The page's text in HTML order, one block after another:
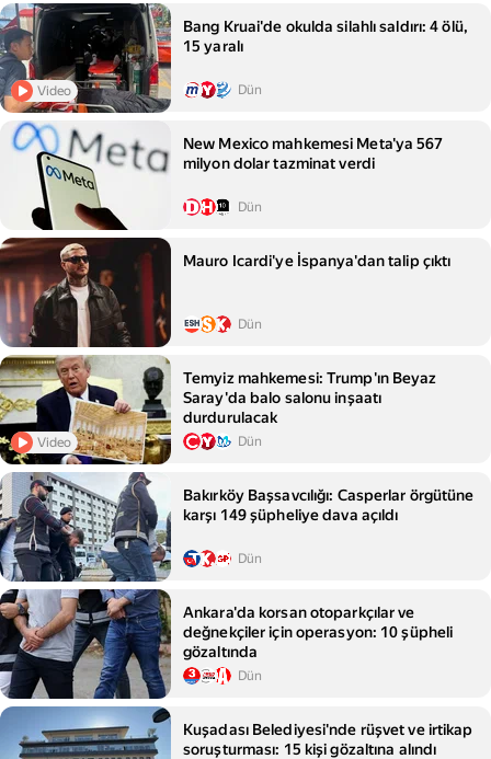
Video
Bang Kruai'de okulda silahlı saldırı: 4 ölü,
15 yaralı
Dün
New Mexico mahkemesi Meta'ya 567
milyon dolar tazminat verdi
Dün
Mauro Icardi'ye İspanya'dan talip çıktı
Dün
Video
Temyiz mahkemesi: Trump'ın Beyaz
Saray'da balo salonu inşaatı
durdurulacak
Dün
Bakırköy Başsavcılığı: Casperlar örgütüne
karşı 149 şüpheliye dava açıldı
Dün
Ankara'da korsan otoparkçılar ve
değnekçiler için operasyon: 10 şüpheli
gözaltında
Dün
Kuşadası Belediyesi'nde rüşvet ve irtikap
soruşturması: 15 kişi gözaltına alındı